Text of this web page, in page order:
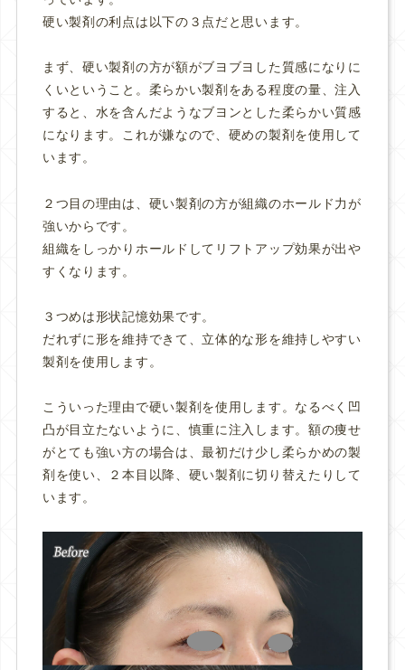
硬い製剤の利点は以下の３点だと思います。
まず、硬い製剤の方が額がブヨブヨした質感になりに
くいということ。柔らかい製剤をある程度の量、注入
すると、水を含んだようなブヨンとした柔らかい質感
になります。これが嫌なので、硬めの製剤を使用して
います。
２つ目の理由は、硬い製剤の方が組織のホールド力が
強いからです。
組織をしっかりホールドしてリフトアップ効果が出や
すくなります。
３つめは形状記憶効果です。
だれずに形を維持できて、立体的な形を維持しやすい
製剤を使用します。
こういった理由で硬い製剤を使用します。なるべく凹
凸が目立たないように、慎重に注入します。額の痩せ
がとても強い方の場合は、最初だけ少し柔らかめの製
剤を使い、２本目以降、硬い製剤に切り替えたりして
います。